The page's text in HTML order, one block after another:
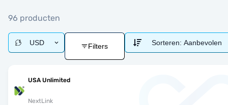
96 producten
USD Filters Sorteren: Aanbevolen
USA Unlimited
NextLink